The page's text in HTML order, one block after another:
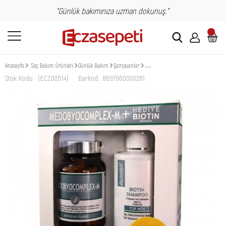
"Günlük bakımınıza uzman dokunuş."
Anasayfa Saç Bakım Ürünleri Günlük Bakım Şampuanlar Dermoskin Medobyocomplex-M
Stok Kodu (ECZ00514) Barkod : 8697960000281